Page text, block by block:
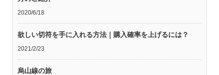
2020/6/18
欲しい切符を手に入れる方法｜購入確率を上げるには？
2021/2/23
烏山線の旅